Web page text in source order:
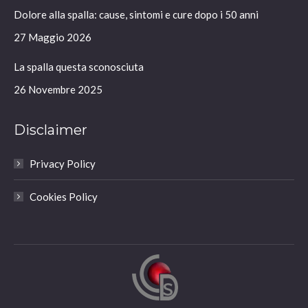
new
window
new
window
new
window
new
window
Dolore alla spalla: cause, sintomi e cure dopo i 50 anni
27 Maggio 2026
La spalla questa sconosciuta
26 Novembre 2025
Disclaimer
Privacy Policy
Cookies Policy